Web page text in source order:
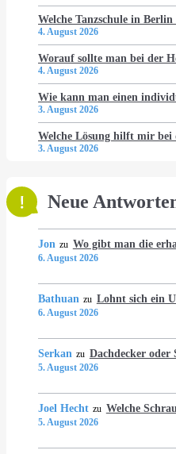
Welche Tanzschule in
4. August 2026
Worauf sollte man bei der
4. August 2026
Wie kann man einen
3. August 2026
Welche Lösung hilft mir
3. August 2026
Neue
Jon zu Wo gibt man die
6. August 2026
Bathuan zu Lohnt sich ein
6. August 2026
Serkan zu Dachdecker oder
5. August 2026
Joel Hecht zu Welche
5. August 2026